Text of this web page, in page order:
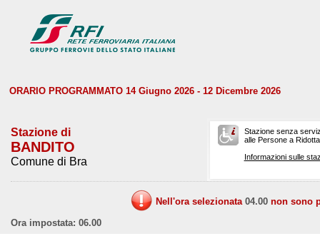
ORARIO PROGRAMMATO 14 Giugno 2026 - 12 Dicembre 2026
Stazione di
BANDITO
Comune di Bra
Stazione senza
alle Persone a
Informazioni sulle
Nell'ora selezionata 04.00 non sono
Ora impostata: 06.00